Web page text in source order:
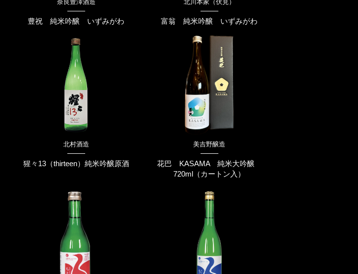
奈良豊澤酒造
豊祝 純米吟醸 いずみがわ
北川本家（伏見）
富翁 純米吟醸 いずみがわ
北村酒造
猩々13（thirteen）純米吟醸原酒
美吉野醸造
花巴 KASAMA 純米大吟醸
720ml（カートン入）